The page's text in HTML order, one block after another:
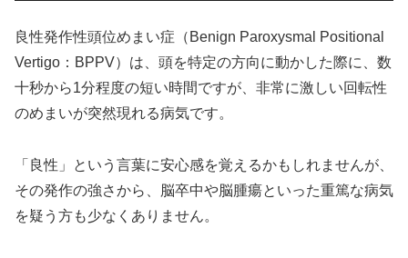
良性発作性頭位めまい症（Benign Paroxysmal Positional
Vertigo：BPPV）は、頭を特定の方向に動かした際に、数
十秒から1分程度の短い時間ですが、非常に激しい回転性
のめまいが突然現れる病気です。
「良性」という言葉に安心感を覚えるかもしれませんが、
その発作の強さから、脳卒中や脳腫瘍といった重篤な病気
を疑う方も少なくありません。